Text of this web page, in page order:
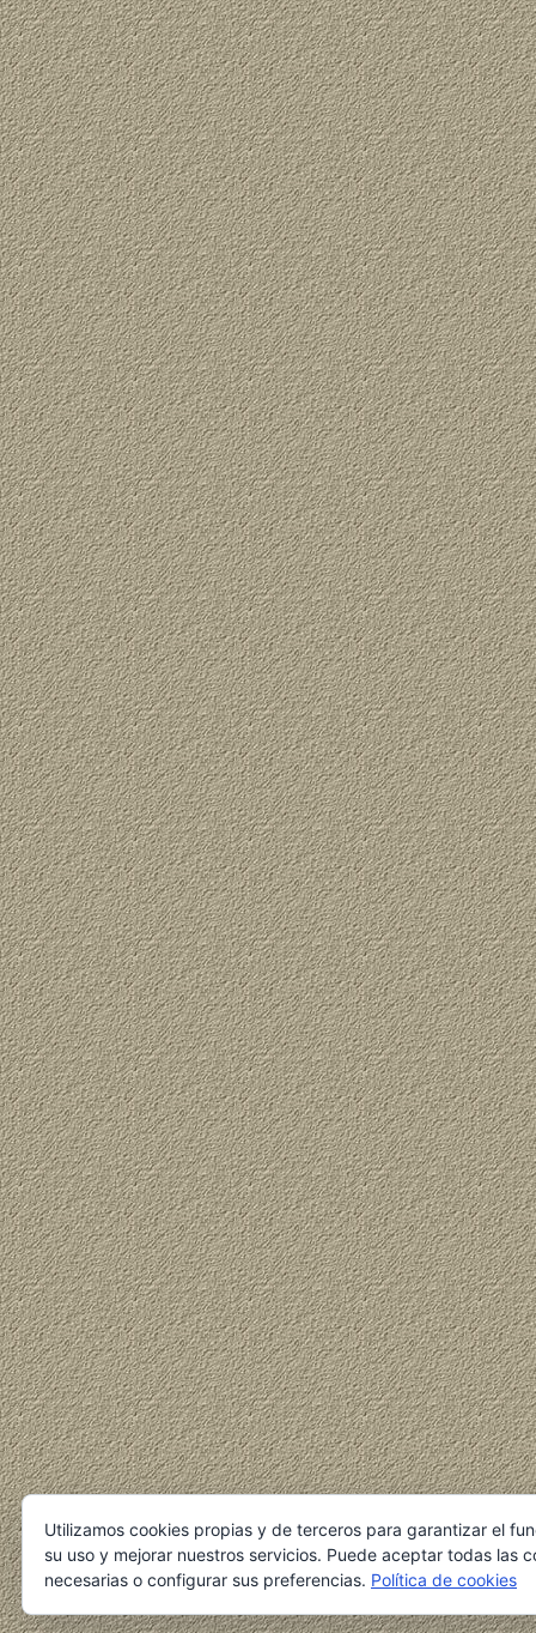
Utilizamos cookies propias y de terceros para garantizar el
su uso y mejorar nuestros servicios. Puede aceptar todas las
necesarias o configurar sus preferencias. Política de cookies